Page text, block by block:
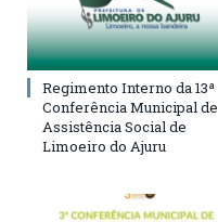
Regimento Interno da 13ª
Conferência Municipal de
Assistência Social de
Limoeiro do Ajuru